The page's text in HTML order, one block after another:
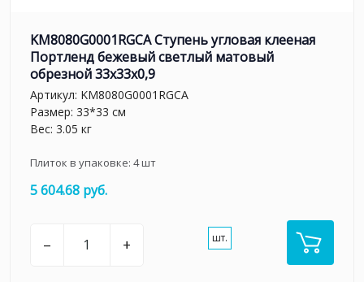
KM8080G0001RGCA Ступень угловая клееная
Портленд бежевый светлый матовый
обрезной 33x33x0,9
Артикул: KM8080G0001RGCA
Размер: 33*33 см
Вес: 3.05 кг
Плиток в упаковке: 4шт
5 604.68 руб.
– + шт.